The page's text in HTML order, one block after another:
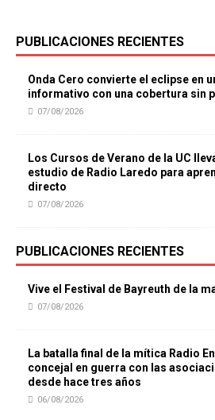
PUBLICACIONES RECIENTES
Onda Cero convierte el eclipse en
informativo con una cobertura sin
07/08/2026
Los Cursos de Verano de la UC
estudio de Radio Laredo para
directo
07/08/2026
PUBLICACIONES RECIENTES
Vive el Festival de Bayreuth de la
07/08/2026
La batalla final de la mítica Radio
concejal en guerra con las
desde hace tres años
06/08/2026